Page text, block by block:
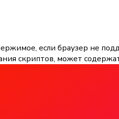
если браузер не
скриптов, может